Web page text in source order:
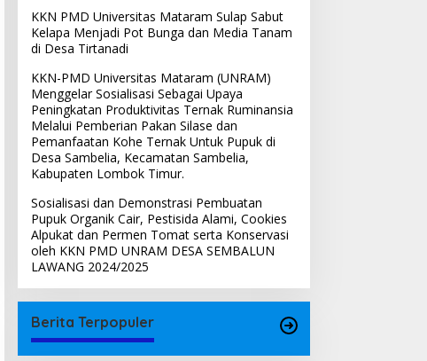
KKN PMD Universitas Mataram Sulap Sabut
Kelapa Menjadi Pot Bunga dan Media Tanam
di Desa Tirtanadi
KKN-PMD Universitas Mataram (UNRAM)
Menggelar Sosialisasi Sebagai Upaya
Peningkatan Produktivitas Ternak Ruminansia
Melalui Pemberian Pakan Silase dan
Pemanfaatan Kohe Ternak Untuk Pupuk di
Desa Sambelia, Kecamatan Sambelia,
Kabupaten Lombok Timur.
Sosialisasi dan Demonstrasi Pembuatan
Pupuk Organik Cair, Pestisida Alami, Cookies
Alpukat dan Permen Tomat serta Konservasi
oleh KKN PMD UNRAM DESA SEMBALUN
LAWANG 2024/2025
Berita Terpopuler